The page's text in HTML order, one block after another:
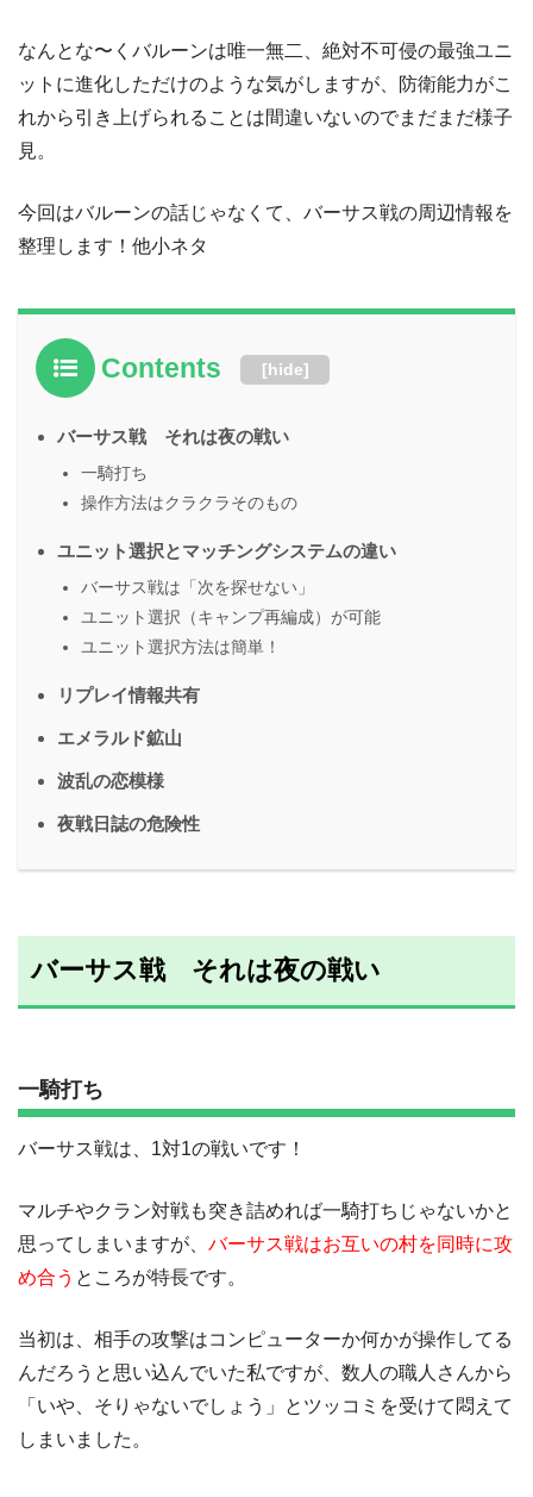
なんとな〜くバルーンは唯一無二、絶対不可侵の最強ユニ
ットに進化しただけのような気がしますが、防衛能力がこ
れから引き上げられることは間違いないのでまだまだ様子
見。
今回はバルーンの話じゃなくて、バーサス戦の周辺情報を
整理します！他小ネタ
Contents [hide]
バーサス戦 それは夜の戦い
一騎打ち
操作方法はクラクラそのもの
ユニット選択とマッチングシステムの違い
バーサス戦は「次を探せない」
ユニット選択（キャンプ再編成）が可能
ユニット選択方法は簡単！
リプレイ情報共有
エメラルド鉱山
波乱の恋模様
夜戦日誌の危険性
バーサス戦 それは夜の戦い
一騎打ち
バーサス戦は、1対1の戦いです！
マルチやクラン対戦も突き詰めれば一騎打ちじゃないかと
思ってしまいますが、 バーサス戦はお互いの村を同時に攻
め合う ところが特長です。
当初は、相手の攻撃はコンピューターか何かが操作してる
んだろうと思い込んでいた私ですが、数人の職人さんから
「いや、そりゃないでしょう」とツッコミを受けて悶えて
しまいました。